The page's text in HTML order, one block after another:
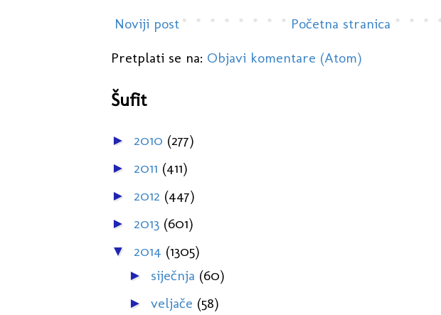
Noviji post
Početna stranica
Pretplati se na: Objavi komentare (Atom)
Šufit
► 2010 (277)
► 2011 (411)
► 2012 (447)
► 2013 (601)
▼ 2014 (1305)
► siječnja (60)
► veljače (58)